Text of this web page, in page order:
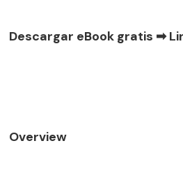
Descargar eBook gratis ➡
Overview